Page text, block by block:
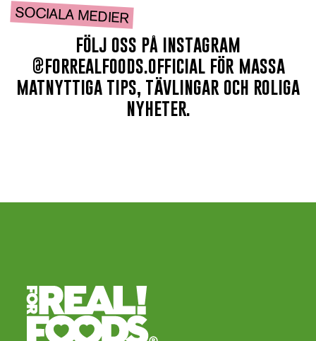
SOCIALA MEDIER
följ oss på instagram
@forrealfoods.official för massa
matnyttiga tips, tävlingar och roliga
nyheter.